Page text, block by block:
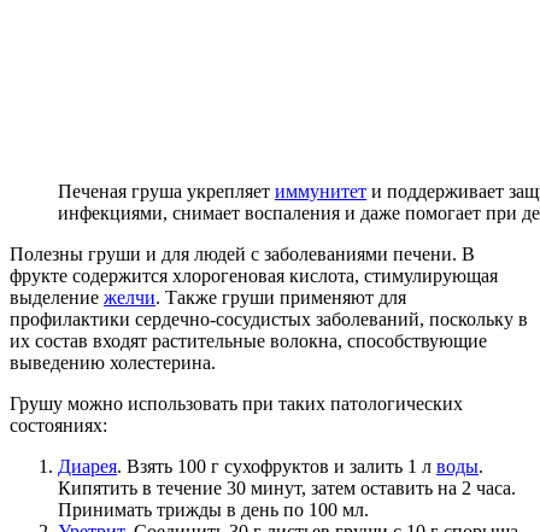
Печеная груша укрепляет иммунитет и поддерживает
инфекциями, снимает воспаления и даже помогает при
Полезны груши и для людей с заболеваниями печени. В
фрукте содержится хлорогеновая кислота, стимулирующая
выделение желчи. Также груши применяют для
профилактики сердечно-сосудистых заболеваний, поскольку в
их состав входят растительные волокна, способствующие
выведению холестерина.
Грушу можно использовать при таких патологических
состояниях:
Диарея. Взять 100 г сухофруктов и залить 1 л воды.
Кипятить в течение 30 минут, затем оставить на 2 часа.
Принимать трижды в день по 100 мл.